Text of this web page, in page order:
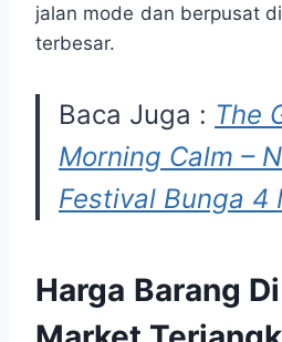
jalan mode dan berpusat
terbesar.
Baca Juga : The
Morning Calm –
Festival Bunga 4
Harga Barang